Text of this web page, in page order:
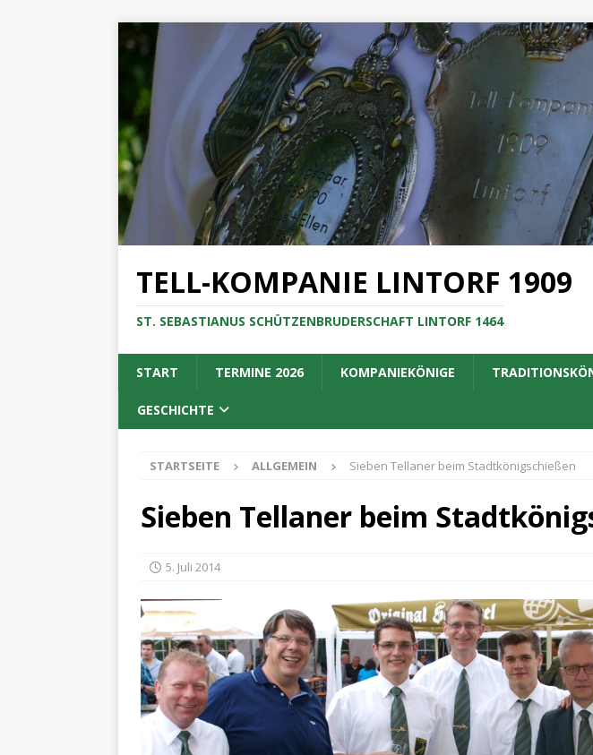
TELL-KOMPANIE LINTORF 1909
ST. SEBASTIANUS SCHÜTZENBRUDERSCHAFT LINTORF 1464
START TERMINE 2026 KOMPANIEKÖNIGE
GESCHICHTE
STARTSEITE ALLGEMEIN Sieben Tellaner beim Stadtkönigschießen
Sieben Tellaner beim
5. Juli 2014